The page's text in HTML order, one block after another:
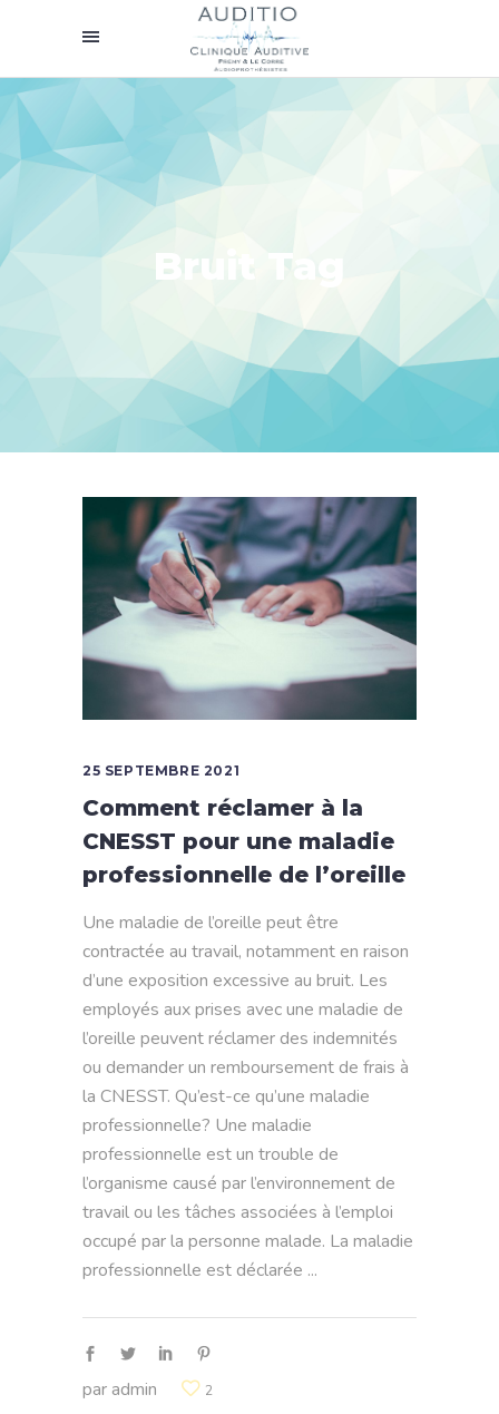
Bruit Tag
25 SEPTEMBRE 2021
Comment réclamer à la
CNESST pour une maladie
professionnelle de l’oreille
Une maladie de l’oreille peut être
contractée au travail, notamment en raison
d’une exposition excessive au bruit. Les
employés aux prises avec une maladie de
l’oreille peuvent réclamer des indemnités
ou demander un remboursement de frais à
la CNESST. Qu’est-ce qu’une maladie
professionnelle? Une maladie
professionnelle est un trouble de
l’organisme causé par l’environnement de
travail ou les tâches associées à l’emploi
occupé par la personne malade. La maladie
professionnelle est déclarée
paradmin 2